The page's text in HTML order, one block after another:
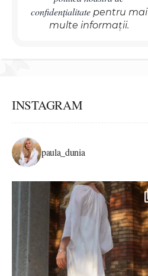
confidențialitatepentru mai
multe informații.
INSTAGRAM
paula_dunia